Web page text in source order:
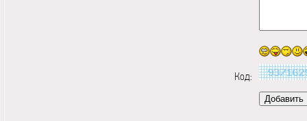
Код: